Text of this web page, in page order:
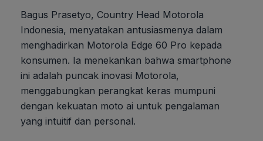
Bagus Prasetyo, Country Head Motorola
Indonesia, menyatakan antusiasmenya dalam
menghadirkan Motorola Edge 60 Pro kepada
konsumen. Ia menekankan bahwa smartphone
ini adalah puncak inovasi Motorola,
menggabungkan perangkat keras mumpuni
dengan kekuatan moto ai untuk pengalaman
yang intuitif dan personal.